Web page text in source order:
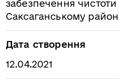
забезпечення
Саксаганському
Дата створення
12.04.2021